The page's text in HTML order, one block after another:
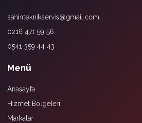
sahinteknikservis@gmail.com
0216 471 59 56
0541 359 44 43
Menü
Anasayfa
Hizmet Bölgeleri
Markalar